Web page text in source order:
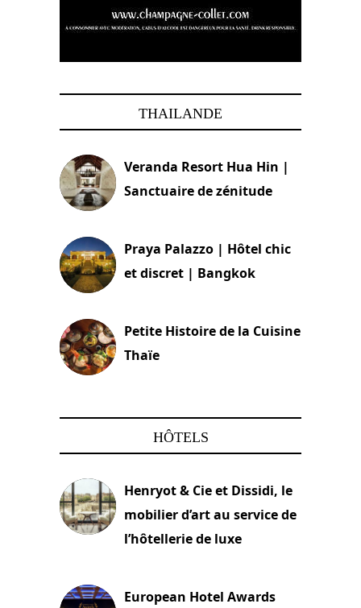
THAILANDE
Veranda Resort Hua Hin |
Sanctuaire de zénitude
Praya Palazzo | Hôtel chic
et discret | Bangkok
Petite Histoire de la Cuisine
Thaïe
HÔTELS
Henryot & Cie et Dissidi, le
mobilier d’art au service de
l’hôtellerie de luxe
European Hotel Awards